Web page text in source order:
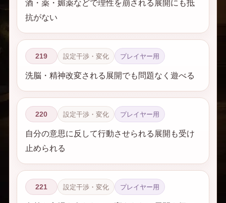
酒・薬・媚薬などで理性を崩される展開にも抵
抗がない
219 設定干渉・変化 プレイヤー用
洗脳・精神改変される展開でも問題なく遊べる
220 設定干渉・変化 プレイヤー用
自分の意思に反して行動させられる展開も受け
止められる
221 設定干渉・変化 プレイヤー用